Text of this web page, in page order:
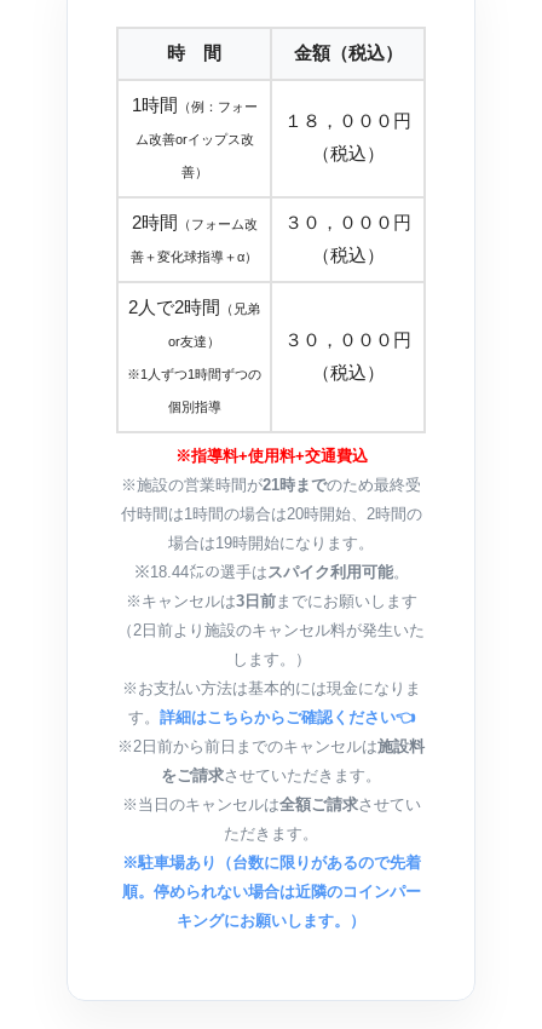
時 間 金額（税込）
1時間 （例：フォー
ム改善orイップス改
善）
１８，０００円
（税込）
2時間 （フォーム改
善＋変化球指導＋α）
３０，０００円
（税込）
2人で2時間 （兄弟
or友達）
※1人ずつ1時間ずつの
個別指導
３０，０００円
（税込）
※指導料+使用料+交通費込
※施設の営業時間が21時までのため最終受
付時間は1時間の場合は20時開始、2時間の
場合は19時開始になります。
※18.44㍍の選手は スパイク利用可能。
※キャンセルは3日前までにお願いします
（2日前より施設のキャンセル料が発生いた
します。）
※お支払い方法は基本的には現金になりま
す。 詳細はこちらからご確認ください👈
※2日前から前日までのキャンセルは施設料
をご請求させていただきます。
※当日のキャンセルは全額ご請求させてい
ただきます。
※駐車場あり（台数に限りがあるので先着
順。停められない場合は近隣のコインパー
キングにお願いします。）